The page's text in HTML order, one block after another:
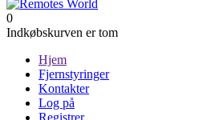
0
Indkøbskurven er tom
Hjem
Fjernstyringer
Kontakter
Log på
Registrer